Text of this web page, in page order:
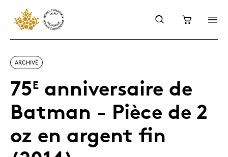
ARCHIVÉ
75E anniversaire de
Batman - Pièce de 2
oz en argent fin